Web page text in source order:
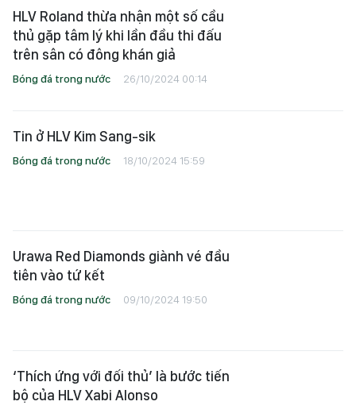
HLV Roland thừa nhận một số cầu
thủ gặp tâm lý khi lần đầu thi đấu
trên sân có đông khán giả
Bóng đá trong nước 26/10/2024 00:14
Tin ở HLV Kim Sang-sik
Bóng đá trong nước 18/10/2024 15:59
Urawa Red Diamonds giành vé đầu
tiên vào tứ kết
Bóng đá trong nước 09/10/2024 19:50
‘Thích ứng với đối thủ’ là bước tiến
bộ của HLV Xabi Alonso